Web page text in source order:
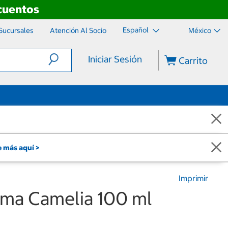
Atención Al Socio Español México
Iniciar Sesión Carrito
más aquí >
Imprimir
Camelia 100 ml